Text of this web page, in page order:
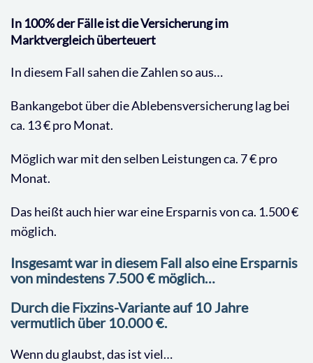
In 100% der Fälle ist die Versicherung im
Marktvergleich überteuert
In diesem Fall sahen die Zahlen so aus…
Bankangebot über die Ablebensversicherung lag bei
ca. 13 € pro Monat.
Möglich war mit den selben Leistungen ca. 7 € pro
Monat.
Das heißt auch hier war eine Ersparnis von ca. 1.500 €
möglich.
Insgesamt war in diesem Fall also eine Ersparnis
von mindestens 7.500 € möglich…
Durch die Fixzins-Variante auf 10 Jahre
vermutlich über 10.000 €.
Wenn du glaubst, das ist viel…